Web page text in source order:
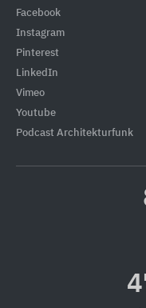
Facebook
Instagram
Pinterest
LinkedIn
Vimeo
Youtube
Podcast Architekturfunk